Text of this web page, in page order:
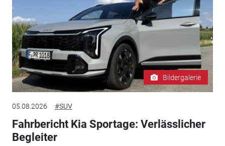
Bildergalerie
05.08.2026 #SUV
Fahrbericht Kia Sportage: Verlässlicher
Begleiter